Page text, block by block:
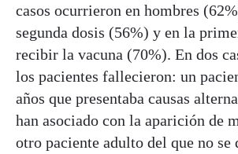
casos ocurrieron en hombres
segunda dosis (56%) y en la
recibir la vacuna (70%). En dos
los pacientes fallecieron: un
años que presentaba causas
han asociado con la aparición de
otro paciente adulto del que no se